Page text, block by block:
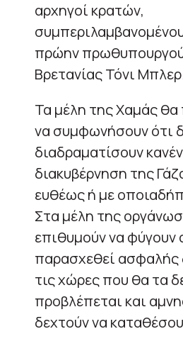
αρχηγοί κρατών,
πρώην
Βρετανίας Τόνι
Τα μέλη της Χαμάς θα
να συμφωνήσουν ότι
διαδραματίσουν
διακυβέρνηση της
ευθέως ή με
Στα μέλη της
επιθυμούν να φύγουν
παρασχεθεί ασφαλής
τις χώρες που θα τα
προβλέπεται και
δεχτούν να